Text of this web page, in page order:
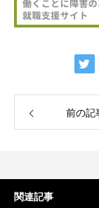
前の記
関連記事